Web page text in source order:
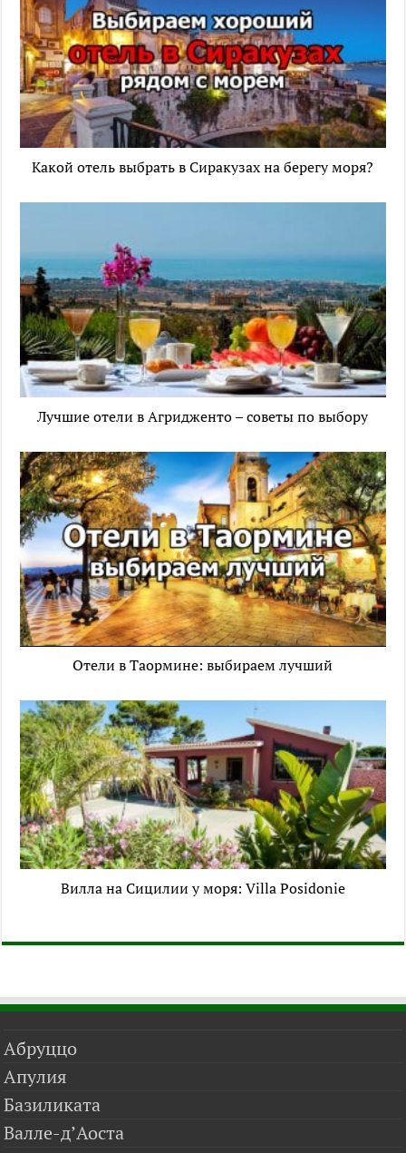
Какой отель выбрать в Сиракузах на берегу моря?
Лучшие отели в Агридженто – советы по выбору
Отели в Таормине: выбираем лучший
Вилла на Сицилии у моря: Villa Posidonie
Абруццо
Апулия
Базиликата
Валле-д’Аоста